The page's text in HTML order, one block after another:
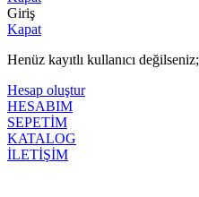
Giriş
Kapat
Henüz kayıtlı kullanıcı değilseniz;
Hesap oluştur
HESABIM
SEPETİM
KATALOG
İLETİŞİM